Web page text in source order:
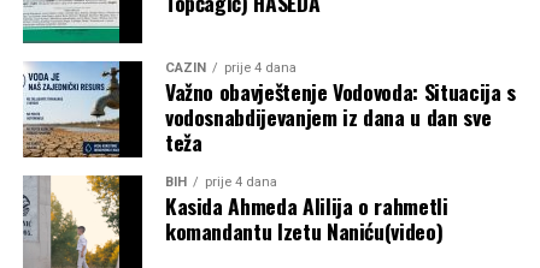
obrazloženje metodologije raspodjele nije objavljeno.
Post
Share
Tweet
Mail
CAZIN prije 4 dana
Važno obavještenje Vodovoda: Situacija s
vodosnabdijevanjem iz dana u dan sve
teža
BIH prije 4 dana
Kasida Ahmeda Alilija o rahmetli
komandantu Izetu Naniću(video)